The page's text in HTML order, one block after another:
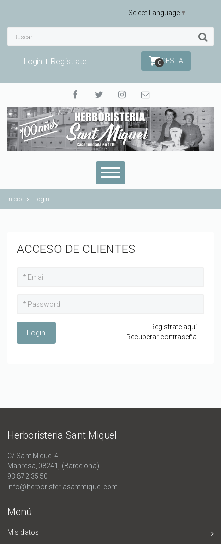
Select Language ▼
Login Registrate 0CESTA
Inicio Login
ACCESO DE CLIENTES
Login
Registrate aquí
Recuperar contraseña
Herboristeria Sant Miquel
C/ Sant Miquel 4
Manresa, 08241, (Barcelona)
93 872 35 50
info@herboristeriasantmiquel.com
Menú
Mis datos